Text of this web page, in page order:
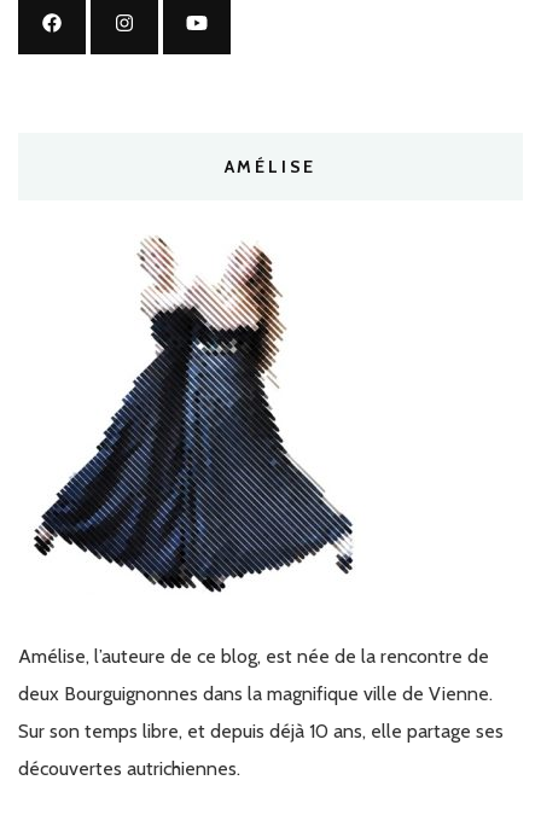
AMÉLISE
Amélise, l’auteure de ce blog, est née de la rencontre de
deux Bourguignonnes dans la magnifique ville de Vienne.
Sur son temps libre, et depuis déjà 10 ans, elle partage ses
découvertes autrichiennes.